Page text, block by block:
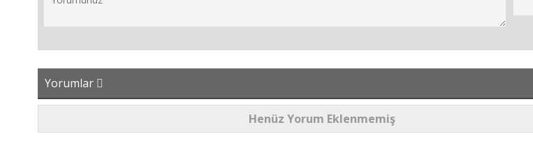
Yorumlar
Henüz Yorum Eklenmemiş